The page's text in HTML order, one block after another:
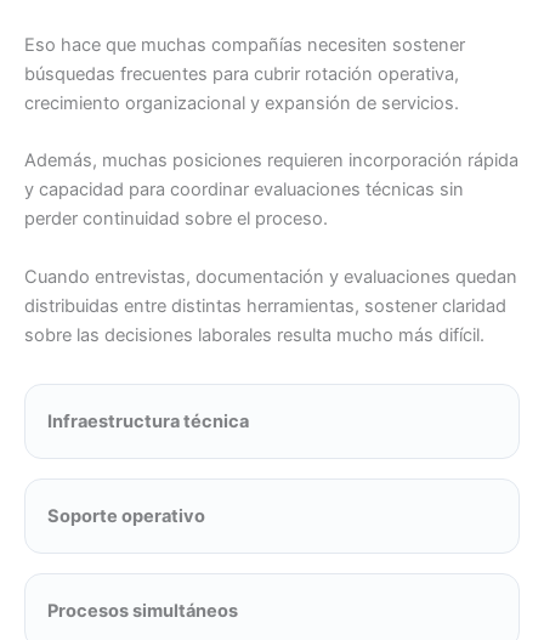
Eso hace que muchas compañías necesiten sostener
búsquedas frecuentes para cubrir rotación operativa,
crecimiento organizacional y expansión de servicios.
Además, muchas posiciones requieren incorporación rápida
y capacidad para coordinar evaluaciones técnicas sin
perder continuidad sobre el proceso.
Cuando entrevistas, documentación y evaluaciones quedan
distribuidas entre distintas herramientas, sostener claridad
sobre las decisiones laborales resulta mucho más difícil.
Infraestructura técnica
Soporte operativo
Procesos simultáneos